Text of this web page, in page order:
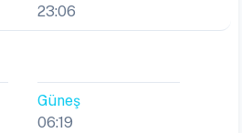
23:06
Güneş
06:19